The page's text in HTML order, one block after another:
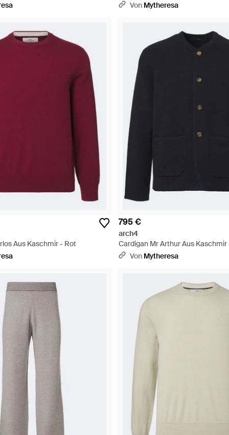
Von Mytheresa
Aus Kaschmir - Rot
795 €
arch4
Cardigan Mr Arthur Aus Kaschmir
Von Mytheresa